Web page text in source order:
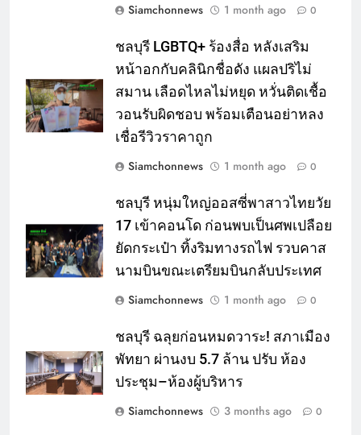
Siamchonnews
1 month ago 0
ชลบุรี LGBTQ+ ร้องสื่อ หลังเสริม
หน้าอกกับคลินิกชื่อดัง แผลปริไม่
สมาน เลือดไหลไม่หยุด หวั่นติดเชื้อ
วอนรับผิดชอบ พร้อมเตือนอย่าหลง
เชื่อรีวิวราคาถูก
Siamchonnews
1 month ago 0
ชลบุรี หนุ่มใหญ่ออสซี่พาสาวไทยวัย
17 เข้าคอนโด ก่อนพบเป็นศพเปลือย
ยัดกระเป๋า ทิ้งริมทางรถไฟ รวบคาส
นามบินขณะเตรียมบินกลับประเทศ
Siamchonnews
1 month ago 0
ชลบุรี ฉลุยก่อนหมดวาระ! สภาเมือง
พัทยา ผ่านงบ 5.7 ล้าน ปรับ ห้อง
ประชุม–ห้องผู้บริหาร
Siamchonnews
3 months ago 0